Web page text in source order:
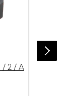
2 / A